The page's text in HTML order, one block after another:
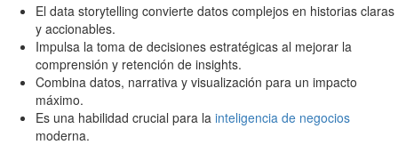
El data storytelling convierte datos complejos en historias claras
y accionables.
Impulsa la toma de decisiones estratégicas al mejorar la
comprensión y retención de insights.
Combina datos, narrativa y visualización para un impacto
máximo.
Es una habilidad crucial para la inteligencia de negocios
moderna.